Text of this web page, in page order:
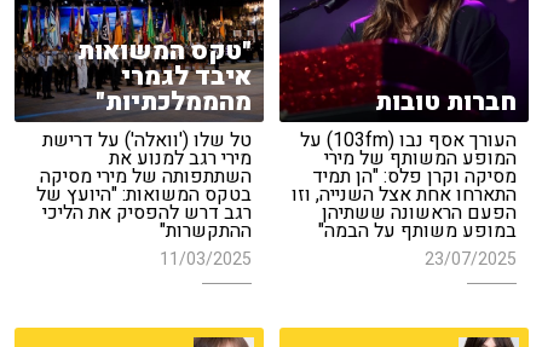
חברות טובות
העורך אסף נבו (103fm) על
המופע המשותף של מירי
מסיקה וקרן פלס: "הן תמיד
התארחו אחת אצל השנייה, וזו
הפעם הראשונה ששתיהן
במופע משותף על הבמה"
23/07/2025
"טקס המשואות
איבד לגמרי
מהממלכתיות"
טל שלו ('וואלה') על דרישת
מירי רגב למנוע את
השתתפותה של מירי מסיקה
בטקס המשואות: "היועץ של
רגב דרש להפסיק את הליכי
ההתקשרות"
11/03/2025